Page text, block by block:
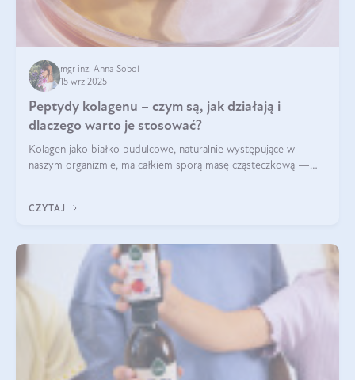
mgr inż. Anna Sobol
15 wrz 2025
Peptydy kolagenu – czym są, jak działają i
dlaczego warto je stosować?
Kolagen jako białko budulcowe, naturalnie występujące w
naszym organizmie, ma całkiem sporą masę cząsteczkową —
bardziej biodostępny
CZYTAJ